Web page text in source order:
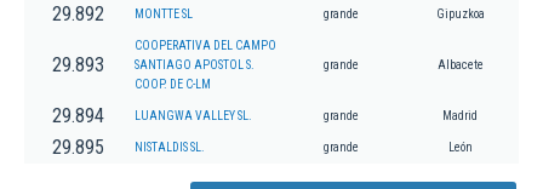
29.892 MONTTE SL grande Gipuzkoa
29.893
COOPERATIVA DEL CAMPO
SANTIAGO APOSTOL S.
COOP. DE C-LM
grande Albacete
29.894 LUANGWA VALLEY SL. grande Madrid
29.895 NISTALDIS SL. grande León